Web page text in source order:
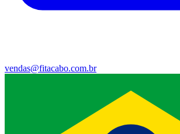
vendas@fitacabo.com.br